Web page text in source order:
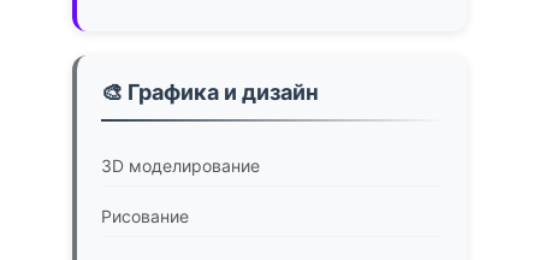
🎨 Графика и дизайн
3D моделирование
Рисование